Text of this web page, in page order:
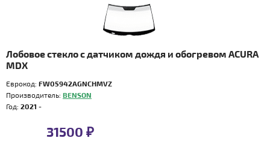
Лобовое стекло с датчиком дождя и обогревом ACURA
MDX
Еврокод: FW05942AGNCHMVZ
Производитель: BENSON
Год: 2021 -
31500 ₽